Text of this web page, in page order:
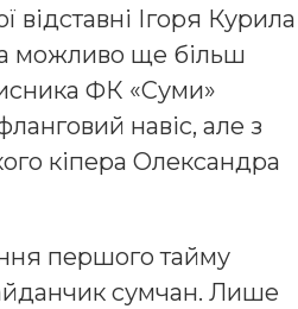
відставні Ігоря Курила
можливо ще більш
ФК «Суми»
навіс, але з
кіпера Олександра
першого тайму
сумчан. Лише